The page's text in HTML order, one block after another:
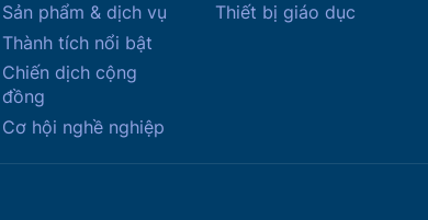
Sản phẩm & dịch vụ
Thành tích nổi bật
Chiến dịch cộng
đồng
Cơ hội nghề nghiệp
Thiết bị giáo dục